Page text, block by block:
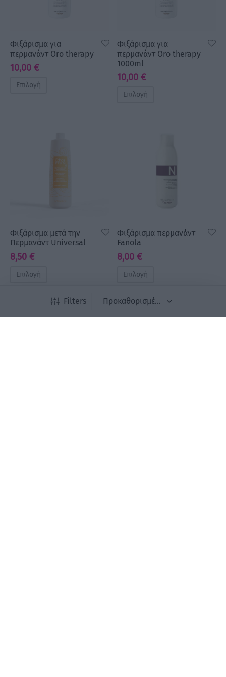
Filters
Φιξάρισμα για
περμανάντ Oro therapy
10,00 €
Επιλογή
Φιξάρισμα για
περμανάντ Oro therapy
1000ml
10,00 €
Επιλογή
Φιξάρισμα μετά την
Περμανάντ Universal
8,50 €
Επιλογή
Φιξάρισμα περμανάντ
Fanola
8,00 €
Επιλογή